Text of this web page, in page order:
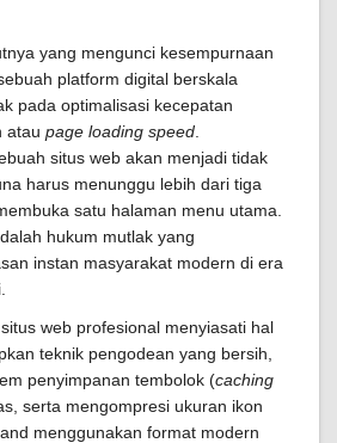
yang mengunci kesempurnaan
platform digital berskala
pada optimalisasi kecepatan
atau page loading speed
situs web akan menjadi tidak
harus menunggu lebih dari tiga
satu halaman menu utama.
hukum mutlak yang
instan masyarakat modern di era
web profesional menyiasati hal
teknik pengodean yang bersih,
penyimpanan tembolok (caching
serta mengompresi ukuran ikon
menggunakan format modern